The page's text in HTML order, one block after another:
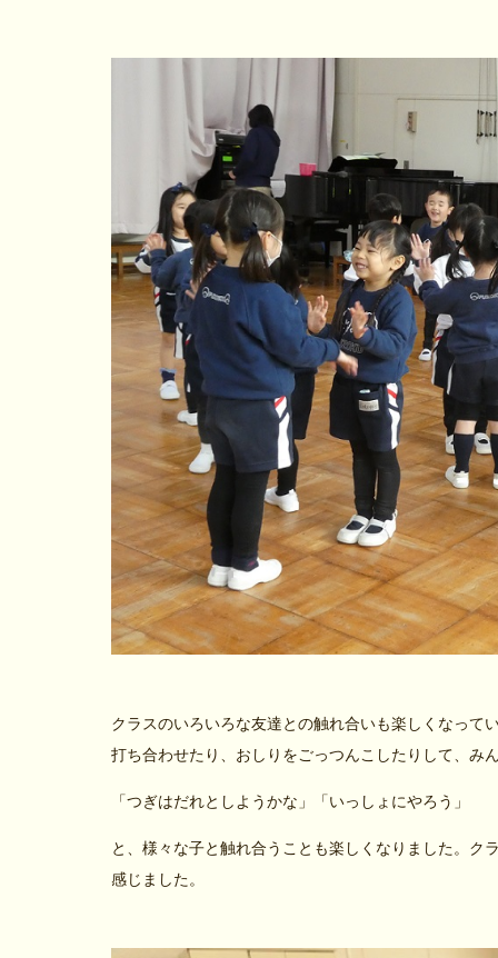
クラスのいろいろな友達との触れ合いも楽しくなって
打ち合わせたり、おしりをごっつんこしたりして、み
「つぎはだれとしようかな」「いっしょにやろう」
と、様々な子と触れ合うことも楽しくなりました。ク
感じました。